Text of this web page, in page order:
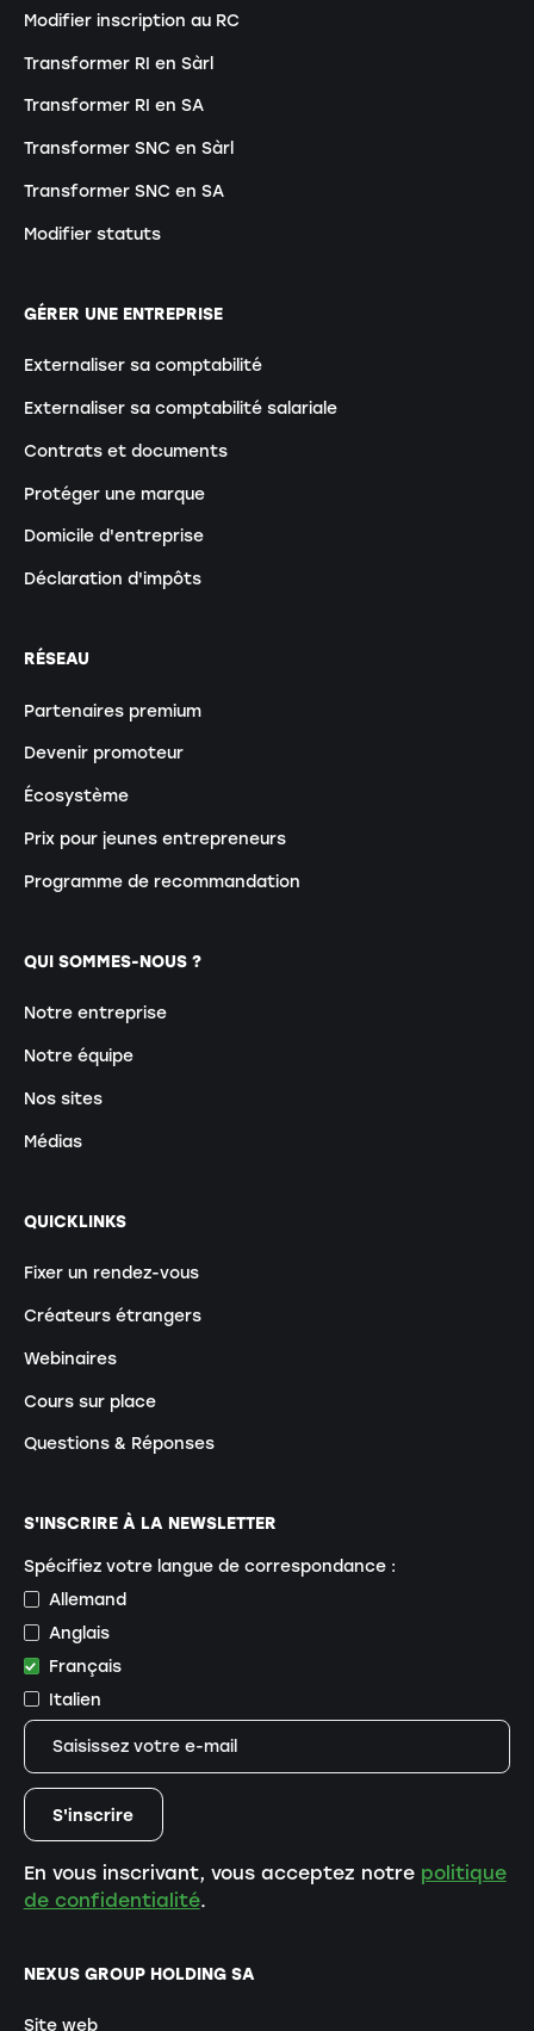
Modifier inscription au RC
Transformer RI en Sàrl
Transformer RI en SA
Transformer SNC en Sàrl
Transformer SNC en SA
Modifier statuts
GÉRER UNE ENTREPRISE
Externaliser sa comptabilité
Externaliser sa comptabilité salariale
Contrats et documents
Protéger une marque
Domicile d'entreprise
Déclaration d'impôts
RÉSEAU
Partenaires premium
Devenir promoteur
Écosystème
Prix pour jeunes entrepreneurs
Programme de recommandation
QUI SOMMES-NOUS ?
Notre entreprise
Notre équipe
Nos sites
Médias
QUICKLINKS
Fixer un rendez-vous
Créateurs étrangers
Webinaires
Cours sur place
Questions & Réponses
NEXUS GROUP HOLDING SA
Site web
S'INSCRIRE À LA NEWSLETTER
Spécifiez votre langue de correspondance :
Allemand
Anglais
Français
Italien
En vous inscrivant, vous acceptez notre politique
de confidentialité.